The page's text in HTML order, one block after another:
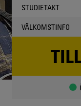
STUDIETAKT
VÄLKOMSTINFO